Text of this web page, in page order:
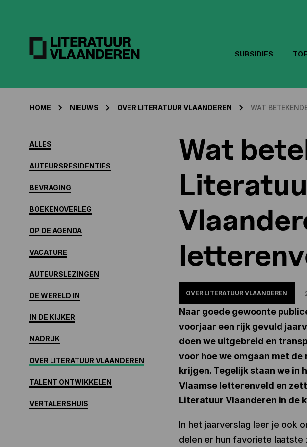
SUBSIDIES
HOME NIEUWS OVER LITERATUUR VLAANDEREN WAT
ALLES
AUTEURSRESIDENTIES
BEVRAGING
BOEKENOVERLEG
OP DE AGENDA
VACATURE
AUTEURSLEZINGEN
DE WERELD IN
IN DE KIJKER
NADRUK
OVER LITERATUUR VLAANDEREN
TALENT ONTWIKKELEN
VERTALERSHUIS
Wat
OVER LITERATUUR VLAANDEREN
Naar goede gewoonte
voorjaar een rijk gevuld
doen we uitgebreid en
voor hoe we omgaan met
krijgen. Tegelijk staan we in
Vlaamse letterenveld en
Literatuur Vlaanderen in de
In het jaarverslag leer je ook
delen er hun favoriete